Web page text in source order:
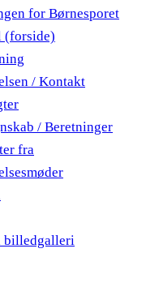
for Børnesporet
(forside)
/ Kontakt
/ Beretninger
fra
billedgalleri